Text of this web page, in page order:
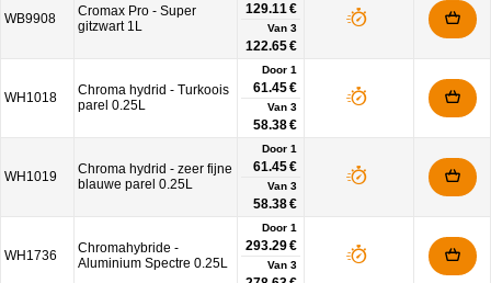
WB9908
Cromax Pro - Super
gitzwart 1L
129.11 €
Van 3
122.65 €
WH1018
Chroma hydrid - Turkoois
parel 0.25L
Door 1
61.45 €
Van 3
58.38 €
WH1019
Chroma hydrid - zeer fijne
blauwe parel 0.25L
Door 1
61.45 €
Van 3
58.38 €
WH1736
Chromahybride -
Aluminium Spectre 0.25L
Door 1
293.29 €
Van 3